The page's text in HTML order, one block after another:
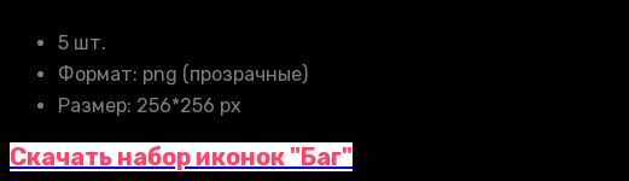
5 шт.
Формат: png (прозрачные)
Размер: 256*256 px
Скачать набор иконок "Баг"